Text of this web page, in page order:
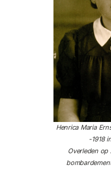
Henrica Maria
-1918
Overleden op